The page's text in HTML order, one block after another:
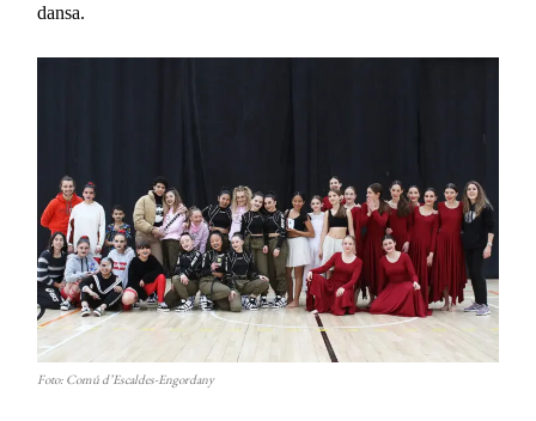
dansa.
Foto: Comú d’Escaldes-Engordany